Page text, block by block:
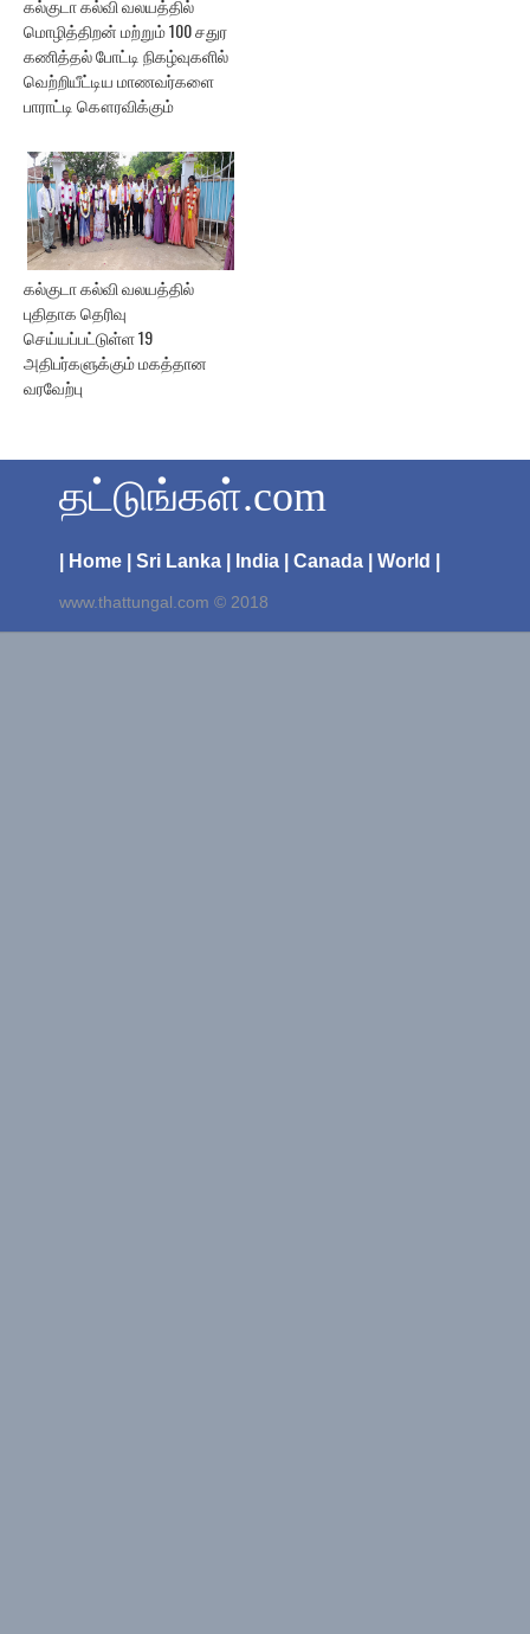
கல்குடா கல்வி வலயத்தில்
மொழித்திறன் மற்றும் 100 சதுர
கணித்தல் போட்டி நிகழ்வுகளில்
வெற்றியீட்டிய மாணவர்களை
பாராட்டி கௌரவிக்கும்
கல்குடா கல்வி வலயத்தில்
புதிதாக தெரிவு
செய்யப்பட்டுள்ள 19
அதிபர்களுக்கும் மகத்தான
வரவேற்பு
தட்டுங்கள்.com
| Home | Sri Lanka | India | Canada | World |
www.thattungal.com © 2018